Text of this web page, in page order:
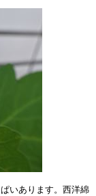
いあります。西洋綿